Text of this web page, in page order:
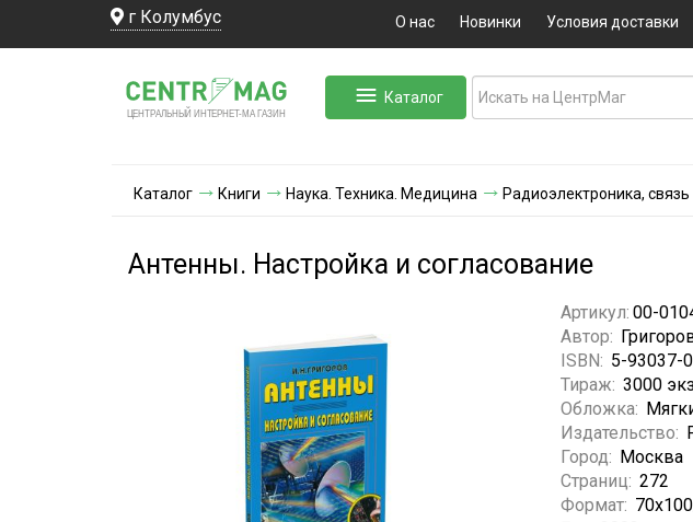
г Колумбус О нас Новинки Условия доставки
ЦЕНТРАЛЬНЫЙ ИНТЕРНЕТ-МА ГАЗИН
Каталог
Каталог Книги Наука. Техника. Медицина Радиоэлектроника, связь
Антенны. Настройка и согласование
Артикул: 00-
Автор:
ISBN: 5-93037-
Тираж: 3000
Обложка:
Издательство:
Город: Москва
Страниц: 272
Формат: